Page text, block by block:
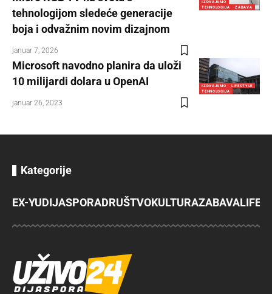
IZDVAJAMO
TEHNOLOGIJA
ZABAVA
tehnologijom sledeće generacije
boja i odvažnim novim dizajnom
januar 7, 2026
IZDVAJAMO
LIFESTYLE
TEHNOLOGIJA
Microsoft navodno planira da uloži
10 milijardi dolara u OpenAI
januar 26, 2023
Kategorije
EX-YUDIJASPORADRUŠTVOKULTURAZABAVA